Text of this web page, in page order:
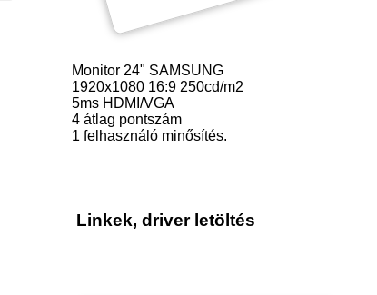
Monitor 24" SAMSUNG
1920x1080 16:9 250cd/m2
5ms HDMI/VGA
4átlag pontszám
1 felhasználó minősítés.
Linkek, driver letöltés